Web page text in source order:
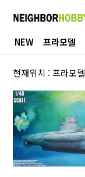
NEW 프라모델
현재위치 :프라모델